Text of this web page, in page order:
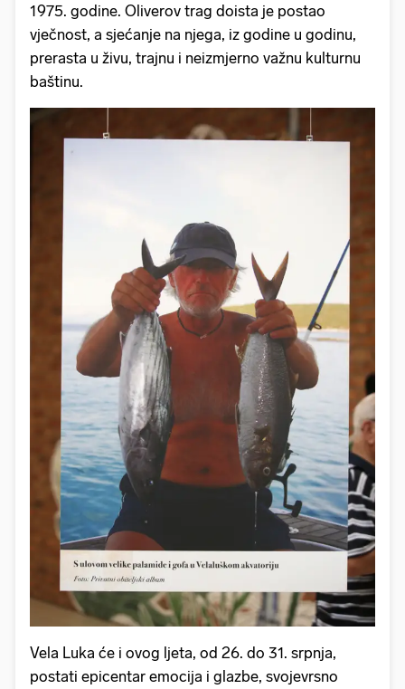
1975. godine. Oliverov trag doista je postao
vječnost, a sjećanje na njega, iz godine u godinu,
prerasta u živu, trajnu i neizmjerno važnu kulturnu
baštinu.
Vela Luka će i ovog ljeta, od 26. do 31. srpnja,
postati epicentar emocija i glazbe, svojevrsno